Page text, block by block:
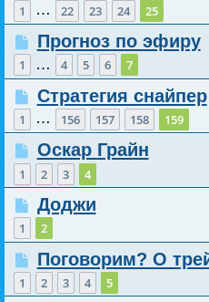
1 … 22 23 24 25
Прогноз по эфиру
1 … 4 5 6 7
Стратегия снайпер
1 … 156 157 158 159
Оскар Грайн
1 2 3 4
Доджи
1 2
Поговорим? О
1 2 3 4 5